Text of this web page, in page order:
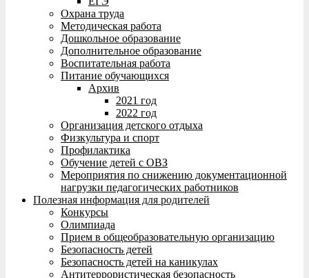
Охрана труда
Методическая работа
Дошкольное образование
Дополнительное образование
Воспитательная работа
Питание обучающихся
Архив
2021 год
2022 год
Организация детского отдыха
Физкультура и спорт
Профилактика
Обучение детей с ОВЗ
Мероприятия по снижению документационной
нагрузки педагогических работников
Полезная информация для родителей
Конкурсы
Олимпиада
Прием в общеобразовательную организацию
Безопасность детей
Безопасность детей на каникулах
Антитеррористическая безопасность